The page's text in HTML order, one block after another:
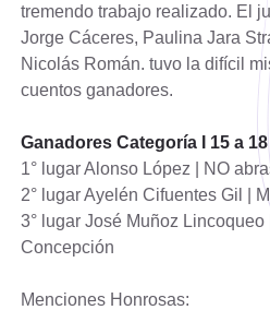
tremendo trabajo realizado. El
Jorge Cáceres, Paulina Jara
Nicolás Román. tuvo la difícil
cuentos ganadores.
Ganadores Categoría I 15 a
1° lugar Alonso López | NO
2° lugar Ayelén Cifuentes Gil |
3° lugar José Muñoz Lincoqueo
Concepción
Menciones Honrosas: